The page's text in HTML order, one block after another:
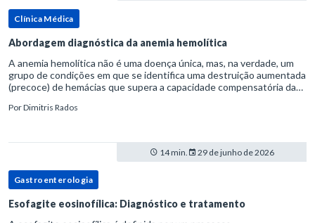
Clínica Médica
Abordagem diagnóstica da anemia hemolítica
A anemia hemolítica não é uma doença única, mas, na verdade, um
grupo de condições em que se identifica uma destruição aumentada
(precoce) de hemácias que supera a capacidade compensatória da
PorDimitris Rados
14 min. 29 de junho de 2026
Gastroenterologia
Esofagite eosinofílica: Diagnóstico e tratamento